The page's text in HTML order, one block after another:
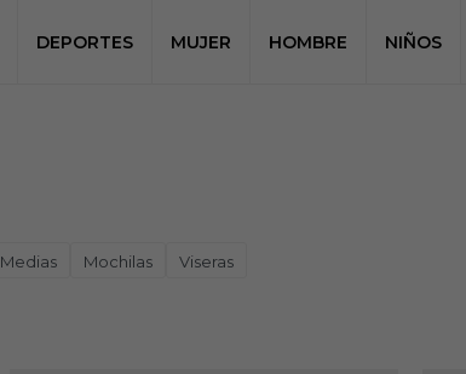
DEPORTES MUJER HOMBRE NIÑOS
Medias Mochilas Viseras